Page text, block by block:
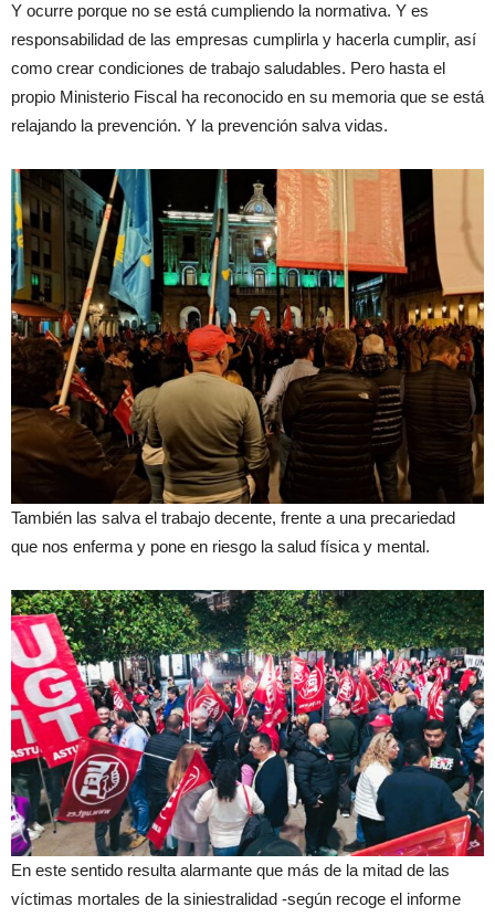
Y ocurre porque no se está cumpliendo la normativa. Y es
responsabilidad de las empresas cumplirla y hacerla cumplir, así
como crear condiciones de trabajo saludables. Pero hasta el
propio Ministerio Fiscal ha reconocido en su memoria que se está
relajando la prevención. Y la prevención salva vidas.
También las salva el trabajo decente, frente a una precariedad
que nos enferma y pone en riesgo la salud física y mental.
En este sentido resulta alarmante que más de la mitad de las
víctimas mortales de la siniestralidad -según recoge el informe